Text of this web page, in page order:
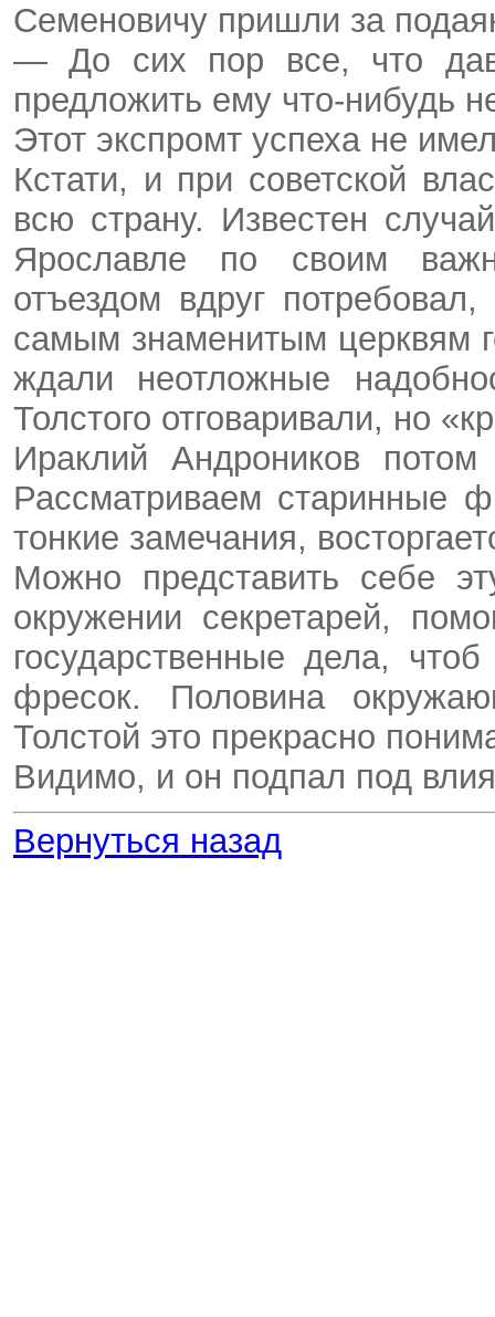
Семеновичу пришли за
— До сих пор все, что
предложить ему что-нибудь
Этот экспромт успеха не
Кстати, и при советской
всю страну. Известен
Ярославле по своим
отъездом вдруг
самым знаменитым церквям
ждали неотложные
Толстого отговаривали, но
Ираклий Андроников
Рассматриваем старинные
тонкие замечания,
Можно представить себе
окружении секретарей,
государственные дела,
фресок. Половина
Толстой это прекрасно
Видимо, и он подпал под
Вернуться назад